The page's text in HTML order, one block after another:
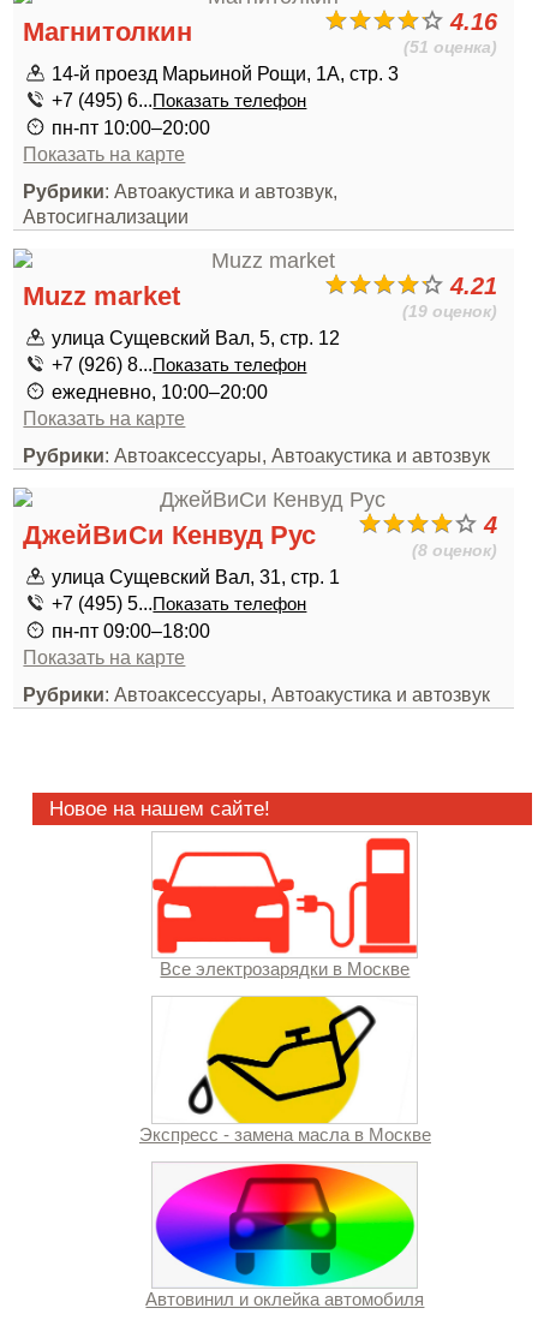
4.16
(51 оценка)
Магнитолкин
14-й проезд Марьиной Рощи, 1А, стр. 3
+7 (495) 6...Показать телефон
пн-пт 10:00–20:00
Показать на карте
Рубрики: Автоакустика и автозвук,
Автосигнализации
4.21
(19 оценок)
Muzz market
улица Сущевский Вал, 5, стр. 12
+7 (926) 8...Показать телефон
ежедневно, 10:00–20:00
Показать на карте
Рубрики: Автоаксессуары, Автоакустика и автозвук
4
(8 оценок)
ДжейВиСи Кенвуд Рус
улица Сущевский Вал, 31, стр. 1
+7 (495) 5...Показать телефон
пн-пт 09:00–18:00
Показать на карте
Рубрики: Автоаксессуары, Автоакустика и автозвук
Новое на нашем сайте!
Все электрозарядки в Москве
Экспресс - замена масла в Москве
Автовинил и оклейка автомобиля